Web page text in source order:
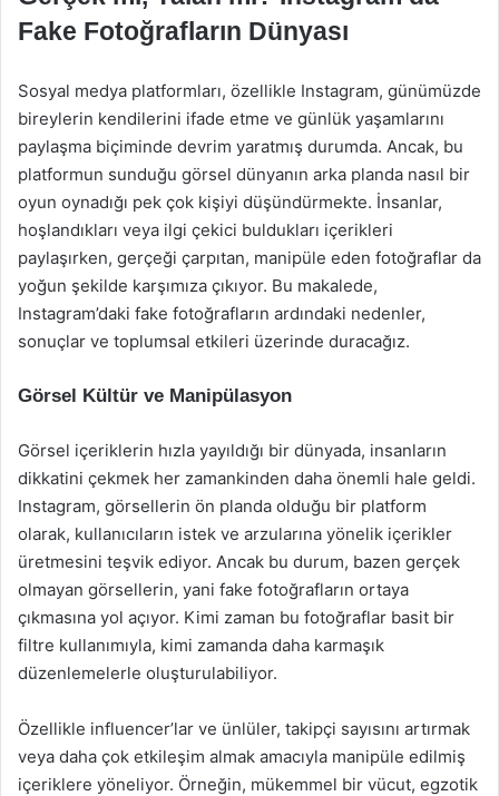
Fake Fotoğrafların Dünyası
Sosyal medya platformları, özellikle Instagram, günümüzde
bireylerin kendilerini ifade etme ve günlük yaşamlarını
paylaşma biçiminde devrim yaratmış durumda. Ancak, bu
platformun sunduğu görsel dünyanın arka planda nasıl bir
oyun oynadığı pek çok kişiyi düşündürmekte. İnsanlar,
hoşlandıkları veya ilgi çekici buldukları içerikleri
paylaşırken, gerçeği çarpıtan, manipüle eden fotoğraflar da
yoğun şekilde karşımıza çıkıyor. Bu makalede,
Instagram’daki fake fotoğrafların ardındaki nedenler,
sonuçlar ve toplumsal etkileri üzerinde duracağız.
Görsel Kültür ve Manipülasyon
Görsel içeriklerin hızla yayıldığı bir dünyada, insanların
dikkatini çekmek her zamankinden daha önemli hale geldi.
Instagram, görsellerin ön planda olduğu bir platform
olarak, kullanıcıların istek ve arzularına yönelik içerikler
üretmesini teşvik ediyor. Ancak bu durum, bazen gerçek
olmayan görsellerin, yani fake fotoğrafların ortaya
çıkmasına yol açıyor. Kimi zaman bu fotoğraflar basit bir
filtre kullanımıyla, kimi zamanda daha karmaşık
düzenlemelerle oluşturulabiliyor.
Özellikle influencer’lar ve ünlüler, takipçi sayısını artırmak
veya daha çok etkileşim almak amacıyla manipüle edilmiş
içeriklere yöneliyor. Örneğin, mükemmel bir vücut, egzotik